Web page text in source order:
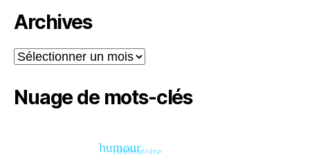
Archives
Archives
Nuage de mots-clés